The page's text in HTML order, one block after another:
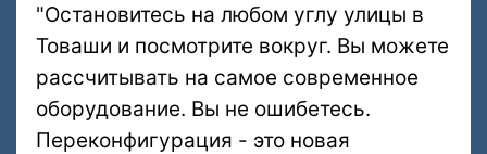
"Остановитесь на любом углу улицы в
Товаши и посмотрите вокруг. Вы можете
рассчитывать на самое современное
оборудование. Вы не ошибетесь.
Переконфигурация - это новая